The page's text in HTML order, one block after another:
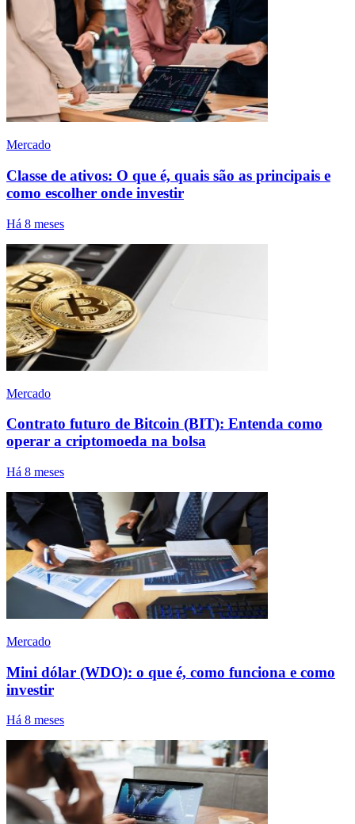
Mercado
Classe de ativos: O que é, quais são as principais e
como escolher onde investir
Há 8 meses
Mercado
Contrato futuro de Bitcoin (BIT): Entenda como
operar a criptomoeda na bolsa
Há 8 meses
Mercado
Mini dólar (WDO): o que é, como funciona e como
investir
Há 8 meses